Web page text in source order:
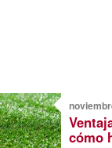
cómo